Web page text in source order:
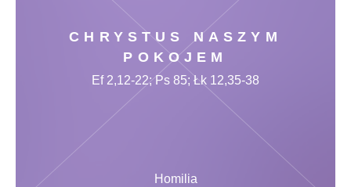
CHRYSTUS NASZYM
POKOJEM
Homilia
Ef 2,12-22; Ps 85; Łk 12,35-38